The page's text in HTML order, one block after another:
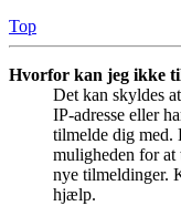
Top
Hvorfor kan jeg ikke
Det kan skyldes
IP-adresse eller
tilmelde dig med.
muligheden for
nye tilmeldinger.
hjælp.